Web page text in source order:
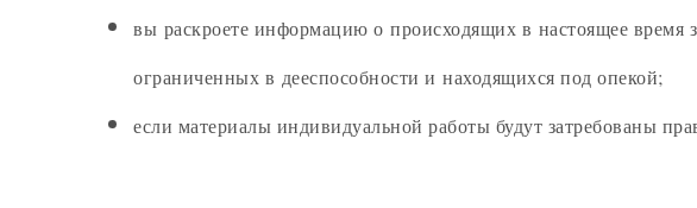
вы раскроете информацию о происходящих в настоящее время
ограниченных в дееспособности и находящихся под опекой;
если материалы индивидуальной работы будут затребованы